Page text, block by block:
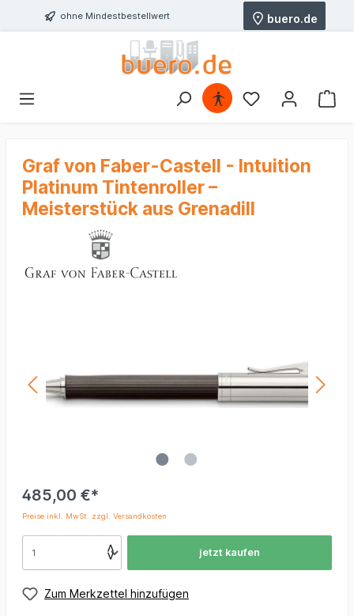
ohne Mindestbestellwert buero.de
Graf von Faber-Castell - Intuition
Platinum Tintenroller –
Meisterstück aus Grenadill
485,00 €*
Preise inkl. MwSt. zzgl. Versandkosten
jetzt kaufen
Zum Merkzettel hinzufügen